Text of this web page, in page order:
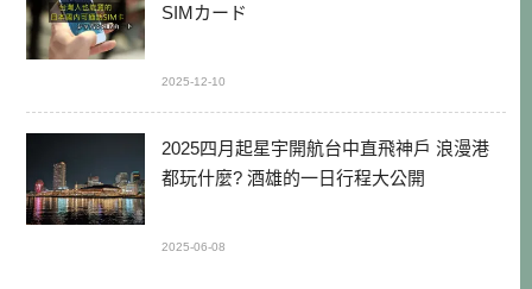
SIMカード
2025-12-10
2025四月起星宇開航台中直飛神戶 浪漫港
都玩什麼? 酒雄的一日行程大公開
2025-06-08